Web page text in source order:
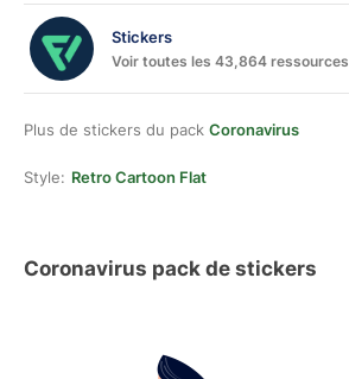
Stickers
Voir toutes les 43,864 ressources
Plus de stickers du pack Coronavirus
Style: Retro Cartoon Flat
Coronavirus pack de stickers